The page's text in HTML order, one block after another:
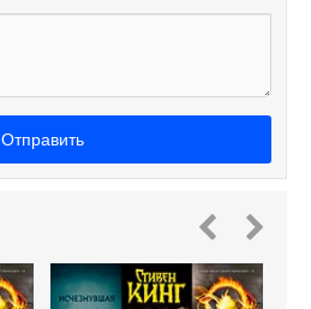
Отправить